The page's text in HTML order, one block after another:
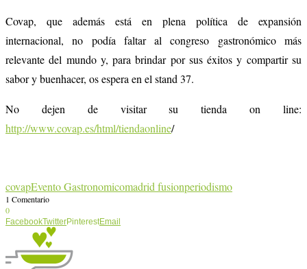
Covap, que además está en plena política de expansión
internacional, no podía faltar al congreso gastronómico más
relevante del mundo y, para brindar por sus éxitos y compartir su
sabor y buenhacer, os espera en el stand 37.
No dejen de visitar su tienda on line:
http://www.covap.es/html/tiendaonline/
covapEvento Gastronomicomadrid fusionperiodismo
1 Comentario
0
FacebookTwitterPinterestEmail